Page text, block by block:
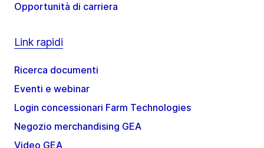
Opportunità di carriera
Link rapidi
Ricerca documenti
Eventi e webinar
Login concessionari Farm Technologies
Negozio merchandising GEA
Video GEA